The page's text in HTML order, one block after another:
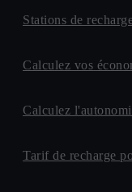
Stations de
Calculez vos
Calculez
Tarif de recharge